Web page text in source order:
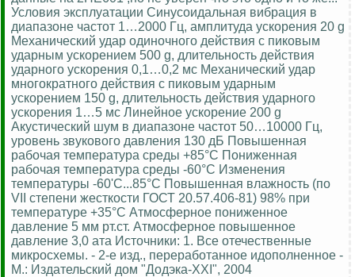
Условия эксплуатации Синусоидальная вибрация в
диапазоне частот 1…2000 Гц, амплитуда ускорения 20 g
Механический удар одиночного действия с пиковым
ударным ускорением 500 g, длительность действия
ударного ускорения 0,1…0,2 мс Механический удар
многократного действия с пиковым ударным
ускорением 150 g, длительность действия ударного
ускорения 1…5 мс Линейное ускорение 200 g
Акустический шум в диапазоне частот 50…10000 Гц,
уровень звукового давления 130 дБ Повышенная
рабочая температура среды +85°С Пониженная
рабочая температура среды -60°С Изменения
температуры -60'С...85°С Повышенная влажность (по
VII степени жесткости ГОСТ 20.57.406-81) 98% при
температуре +35°С Атмосферное пониженное
давление 5 мм рт.ст. Атмосферное повышенное
давление 3,0 ата Источники: 1. Все отечественные
микросхемы. - 2-е изд., переработанное идополненное -
М.: Издательский дом "Додэка-XXI", 2004